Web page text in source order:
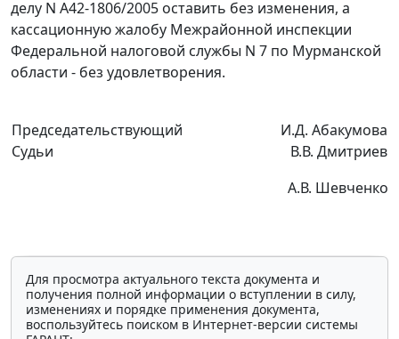
делу N А42-1806/2005 оставить без изменения, а
кассационную жалобу Межрайонной инспекции
Федеральной налоговой службы N 7 по Мурманской
области - без удовлетворения.
Председательствующий
Судьи
И.Д. Абакумова
В.В. Дмитриев
А.В. Шевченко
Для просмотра актуального текста документа и
получения полной информации о вступлении в силу,
изменениях и порядке применения документа,
воспользуйтесь поиском в Интернет-версии системы